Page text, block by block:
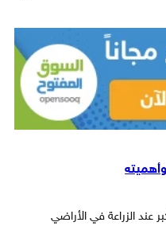
عند الزراعة في الأراضي